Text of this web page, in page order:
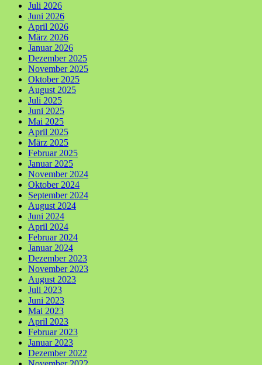
Juli 2026
Juni 2026
April 2026
März 2026
Januar 2026
Dezember 2025
November 2025
Oktober 2025
August 2025
Juli 2025
Juni 2025
Mai 2025
April 2025
März 2025
Februar 2025
Januar 2025
November 2024
Oktober 2024
September 2024
August 2024
Juni 2024
April 2024
Februar 2024
Januar 2024
Dezember 2023
November 2023
August 2023
Juli 2023
Juni 2023
Mai 2023
April 2023
Februar 2023
Januar 2023
Dezember 2022